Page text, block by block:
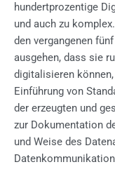
hundertprozentige
und auch zu
den vergangenen
ausgehen, dass sie
digitalisieren
Einführung von
der erzeugten und
zur Dokumentation
und Weise des